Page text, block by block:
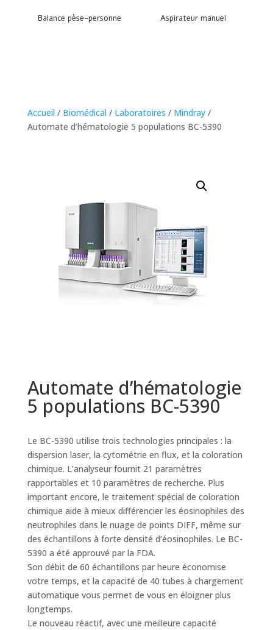
Balance pèse-personne Aspirateur manuel
Accueil / Biomédical / Laboratoires / Mindray/
Automate d’hématologie 5 populations BC-5390
Automate d’hématologie
5 populations BC-5390
Le BC-5390 utilise trois technologies principales : la
dispersion laser, la cytométrie en flux, et la coloration
chimique. L’analyseur fournit 21 paramètres
rapportables et 10 paramètres de recherche. Plus
important encore, le traitement spécial de coloration
chimique aide à mieux différencier les éosinophiles des
neutrophiles dans le nuage de points DIFF, même sur
des échantillons à forte densité d’éosinophiles. Le BC-
5390 a été approuvé par la FDA.
Son débit de 60 échantillons par heure économise
votre temps, et la capacité de 40 tubes à chargement
automatique vous permet de vous en éloigner plus
longtemps.
Le nouveau réactif, avec une meilleure capacité